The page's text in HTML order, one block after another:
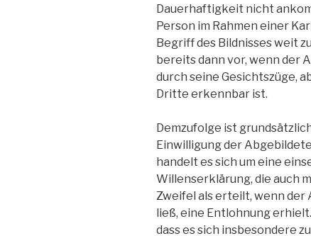
Dauerhaftigkeit nicht
Person im Rahmen einer
Begriff des Bildnisses weit
bereits dann vor, wenn der
durch seine Gesichtszüge,
Dritte erkennbar ist.
Demzufolge ist
Einwilligung der
handelt es sich um eine
Willenserklärung, die auch
Zweifel als erteilt, wenn der
ließ, eine Entlohnung
dass es sich insbesondere